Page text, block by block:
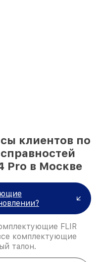
клиентов по
Pro в Москве
FLIR
комплектующие
талон.